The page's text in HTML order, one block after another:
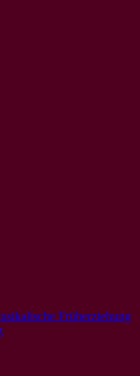
Früherziehung